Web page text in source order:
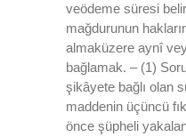
veödeme süresi
mağdurunun
almaküzere aynî
bağlamak. – (1)
şikâyete bağlı olan
maddenin üçüncü
önce şüpheli